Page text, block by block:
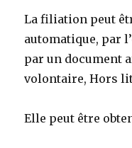
La filiation peut
automatique, par
par un document
volontaire, Hors
Elle peut être